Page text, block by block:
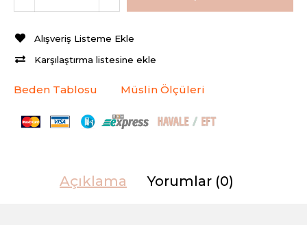
Alışveriş Listeme Ekle
Karşılaştırma listesine ekle
Beden Tablosu Müslin Ölçüleri
Açıklama Yorumlar (0)